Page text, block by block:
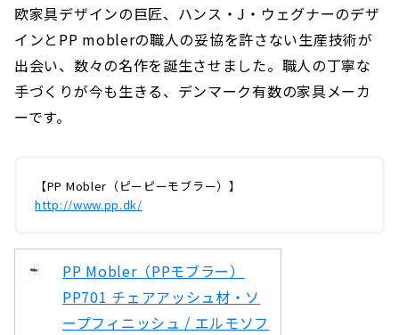
欧家具デザインの巨匠、ハンス・J・ウェグナーのデザ
インとPP moblerの職人の妥協を許さない生産技術が
出会い、数々の名作を誕生させました。職人の丁寧な
手づくりが今も生きる、デンマーク有数の家具メーカ
ーです。
【PP Mobler（ピーピーモブラー）】
http://www.pp.dk/
PP Mobler（PPモブラー）
PP701 チェアアッシュ材・ソ
ープフィニッシュ / エルモソフ